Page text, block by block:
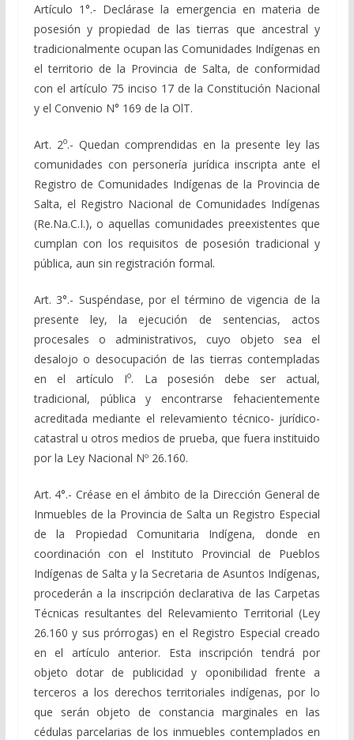
Artículo 1°.- Declárase la emergencia en materia de
posesión y propiedad de las tierras que ancestral y
tradicionalmente ocupan las Comunidades Indígenas en
el territorio de la Provincia de Salta, de conformidad
con el artículo 75 inciso 17 de la Constitución Nacional
y el Convenio N° 169 de la OlT.
Art. 2o.- Quedan comprendidas en la presente ley las
comunidades con personería jurídica inscripta ante el
Registro de Comunidades Indígenas de la Provincia de
Salta, el Registro Nacional de Comunidades Indígenas
(Re.Na.C.I.), o aquellas comunidades preexistentes que
cumplan con los requisitos de posesión tradicional y
pública, aun sin registración formal.
Art. 3°.- Suspéndase, por el término de vigencia de la
presente ley, la ejecución de sentencias, actos
procesales o administrativos, cuyo objeto sea el
desalojo o desocupación de las tierras contempladas
en el artículo Io. La posesión debe ser actual,
tradicional, pública y encontrarse fehacientemente
acreditada mediante el relevamiento técnico- jurídico-
catastral u otros medios de prueba, que fuera instituido
por la Ley Nacional Nº 26.160.
Art. 4°.- Créase en el ámbito de la Dirección General de
Inmuebles de la Provincia de Salta un Registro Especial
de la Propiedad Comunitaria Indígena, donde en
coordinación con el Instituto Provincial de Pueblos
Indígenas de Salta y la Secretaria de Asuntos Indígenas,
procederán a la inscripción declarativa de las Carpetas
Técnicas resultantes del Relevamiento Territorial (Ley
26.160 y sus prórrogas) en el Registro Especial creado
en el artículo anterior. Esta inscripción tendrá por
objeto dotar de publicidad y oponibilidad frente a
terceros a los derechos territoriales indígenas, por lo
que serán objeto de constancia marginales en las
cédulas parcelarias de los inmuebles contemplados en